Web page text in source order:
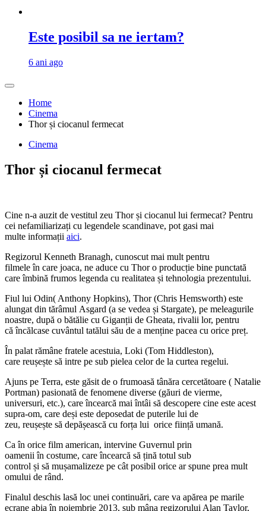
Este posibil sa ne iertam?
6 ani ago
Home
Cinema
Thor și ciocanul fermecat
Cinema
Thor și ciocanul fermecat
Cine n-a auzit de vestitul zeu Thor și ciocanul lui fermecat? Pentru
cei nefamiliarizați cu legendele scandinave, pot gasi mai
multe informații aici.
Regizorul Kenneth Branagh, cunoscut mai mult pentru
filmele în care joaca, ne aduce cu Thor o producție bine punctată
care îmbină frumos legenda cu realitatea și tehnologia prezentului.
Fiul lui Odin( Anthony Hopkins), Thor (Chris Hemsworth) este
alungat din tărâmul Asgard (a se vedea și Stargate), pe meleagurile
noastre, după o bătălie cu Giganții de Gheata, rivalii lor, pentru
că încălcase cuvântul tatălui său de a menține pacea cu orice preț.
În palat rămâne fratele acestuia, Loki (Tom Hiddleston),
care reușește să intre pe sub pielea celor de la curtea regelui.
Ajuns pe Terra, este găsit de o frumoasă tânăra cercetătoare ( Natalie
Portman) pasionată de fenomene diverse (găuri de vierme,
universuri, etc.), care încearcă mai întâi să descopere cine este acest
supra-om, care deși este deposedat de puterile lui de
zeu, reușește să depășească cu forța lui orice ființă umană.
Ca în orice film american, intervine Guvernul prin
oamenii în costume, care încearcă să țină totul sub
control și să mușamalizeze pe cât posibil orice ar spune prea mult
omului de rând.
Finalul deschis lasă loc unei continuări, care va apărea pe marile
ecrane abia în noiembrie 2013, sub mâna regizorului Alan Taylor,